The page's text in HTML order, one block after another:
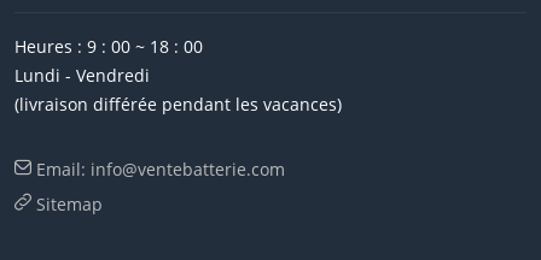
Heures : 9 : 00 ~ 18 : 00
Lundi - Vendredi
(livraison différée pendant les vacances)
Email: info@ventebatterie.com
Sitemap